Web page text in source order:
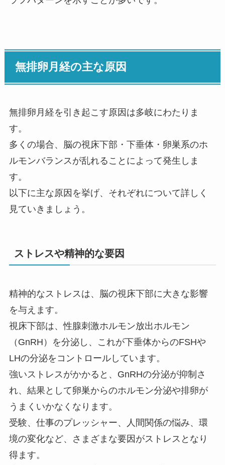
無排卵月経の主な原因
無排卵月経を引き起こす原因は多岐にわたりま
す。
多くの場合、脳の視床下部・下垂体・卵巣系のホ
ルモンバランスが乱れることによって発生しま
す。
以下に主な原因を挙げ、それぞれについて詳しく
見ていきましょう。
ストレスや精神的な要因
精神的なストレスは、脳の視床下部に大きな影響
を与えます。
視床下部は、性腺刺激ホルモン放出ホルモン
（GnRH）を分泌し、これが下垂体からのFSHや
LHの分泌をコントロールしています。
強いストレスがかかると、GnRHの分泌が抑制さ
れ、結果として卵巣からのホルモン分泌や排卵が
うまくいかなくなります。
受験、仕事のプレッシャー、人間関係の悩み、環
境の変化など、さまざまな要因がストレスとなり
得ます。